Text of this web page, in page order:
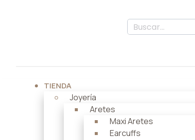
TIENDA
Joyería
Aretes
Maxi Aretes
Earcuffs